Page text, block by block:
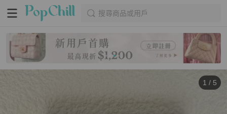
搜尋商品或用戶
1 / 5